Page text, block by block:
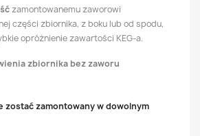
zamontowanemu zaworowi
części zbiornika, z boku lub od spodu,
opróżnienie zawartości KEG-a.
zbiornika bez zaworu
zostać zamontowany w dowolnym